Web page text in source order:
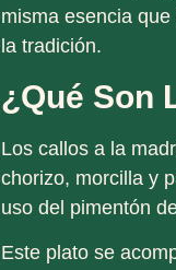
misma esencia
la tradición.
¿Qué Son
Los callos a la
chorizo, morcilla y
uso del pimentón
Este plato se